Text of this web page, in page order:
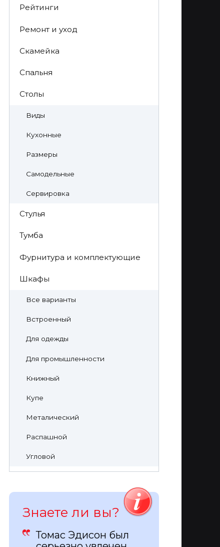
Рейтинги
Ремонт и уход
Скамейка
Спальня
Столы
Виды
Кухонные
Размеры
Самодельные
Сервировка
Стулья
Тумба
Фурнитура и комплектующие
Шкафы
Все варианты
Встроенный
Для одежды
Для промышленности
Книжный
Купе
Металический
Распашной
Угловой
Знаете ли вы?
Томас Эдисон был